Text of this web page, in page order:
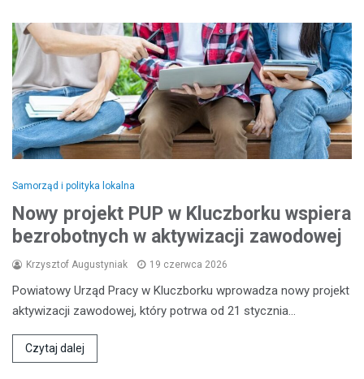
Samorząd i polityka lokalna
Nowy projekt PUP w Kluczborku wspiera
bezrobotnych w aktywizacji zawodowej
Krzysztof Augustyniak 19 czerwca 2026
Powiatowy Urząd Pracy w Kluczborku wprowadza nowy projekt
aktywizacji zawodowej, który potrwa od 21 stycznia…
Czytaj dalej